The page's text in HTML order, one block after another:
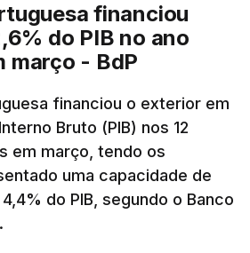
financiou
do PIB no ano
março - BdP
financiou o exterior em
Bruto (PIB) nos 12
em março, tendo os
uma capacidade de
do PIB, segundo o Banco